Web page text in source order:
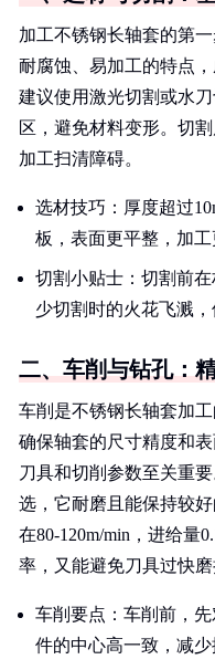
加工不锈钢长轴套的第
耐腐蚀、易加工的特点
建议使用激光切割或水
区，避免材料变形。切
加工扫清障碍。
选材技巧：厚度超过
板，表面更平整，加工
切割小贴士：切割前
少切割时的火花飞溅，
二、车削与钻孔：
车削是不锈钢长轴套加
确保轴套的尺寸精度和
刀具和切削参数至关重
选，它耐磨且能保持较
在80-120m/min，进给量
率，又能避免刀具过快磨
车削要点：车削前，
件的中心高一致，减少